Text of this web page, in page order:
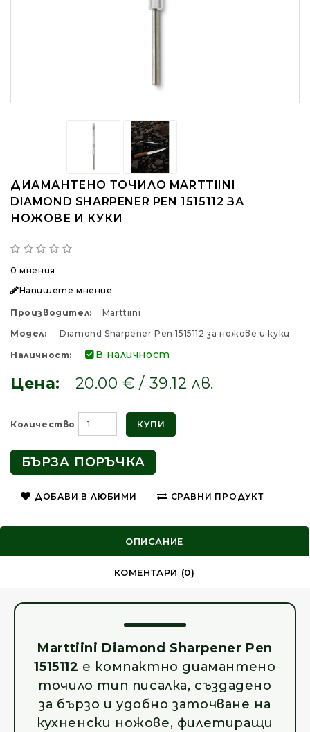
ДИАМАНТЕНО ТОЧИЛО MARTTIINI
DIAMOND SHARPENER PEN 1515112 ЗА
НОЖОВЕ И КУКИ
0 мнения
Напишете мнение
Производител:
Marttiini
Модел:
Diamond Sharpener Pen 1515112 за ножове и куки
Наличност: В наличност
Цена: 20.00 € / 39.12 лв.
Количество КУПИ
БЪРЗА ПОРЪЧКА
ДОБАВИ В ЛЮБИМИ СРАВНИ ПРОДУКТ
ОПИСАНИЕ
КОМЕНТАРИ (0)
Marttiini Diamond Sharpener Pen
1515112 е компактно диамантено
точило тип писалка, създадено
за бързо и удобно заточване на
кухненски ножове, филетиращи